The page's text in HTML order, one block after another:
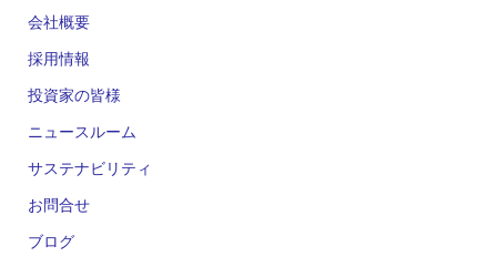
会社概要
採用情報
投資家の皆様
ニュースルーム
サステナビリティ
お問合せ
ブログ